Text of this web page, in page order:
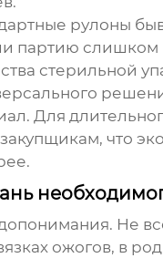
рулоны
партию
стерильной
Для
что
Не
ожогов, в